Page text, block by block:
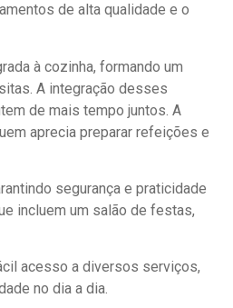
de alta qualidade e o
à cozinha, formando um
A integração desses
de mais tempo juntos. A
aprecia preparar refeições e
segurança e praticidade
incluem um salão de festas,
acesso a diversos serviços,
no dia a dia.